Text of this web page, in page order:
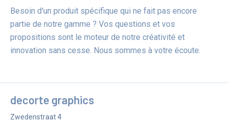
Besoin d'un produit spécifique qui ne fait pas encore
partie de notre gamme ? Vos questions et vos
propositions sont le moteur de notre créativité et
innovation sans cesse. Nous sommes à votre écoute.
decorte graphics
Zwedenstraat 4